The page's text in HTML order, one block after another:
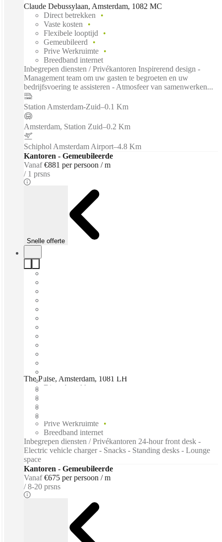
Claude Debussylaan, Amsterdam, 1082 MC
Direct betrekken
Vaste kosten
Flexibele looptijd
Gemeubileerd
Prive Werkruimte
Breedband internet
Inbegrepen diensten / Privékantoren Inspirerend design -
Management team om uw gasten te begroeten en uw
bedrijfsvoering te assisteren - Atmosfeer van samenwerken...
Station Amsterdam-Zuid–0.1 Km
Amsterdam, Station Zuid–0.2 Km
Schiphol Amsterdam Airport–4.8 Km
Kantoren - Gemeubileerde
Vanaf €881 per persoon / m
1 prsns
Snelle offerte
The Pulse, Amsterdam, 1081 LH
Direct betrekken
Prive Werkruimte
Breedband internet
Inbegrepen diensten / Privékantoren 24-hour front desk -
Electric vehicle charger - Snacks - Standing desks - Lounge
space
Kantoren - Gemeubileerde
Vanaf €675 per persoon / m
8-20 prsns